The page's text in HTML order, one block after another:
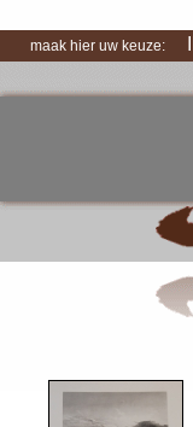
maak hier uw keuze: